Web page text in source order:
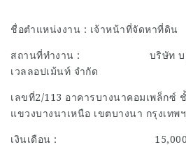
ชื่อตำแหน่งงาน : เจ้าหน้าที่จัดหาที่ดิน
สถานที่ทำงาน : บริษัท บลูเวิ
เวลลอปเม้นท์ จำกัด
เลขที่2/113 อาคารบางนาคอมเพล็กซ์
แขวงบางนาเหนือ เขตบางนา กรุงเทพ
เงินเดือน : 15,000-